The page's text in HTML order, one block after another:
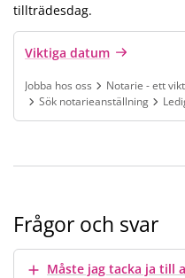
tillträdesdag.
Viktiga datum
Jobba hos oss
Notarie - ett
Sök notarieanställning
Finns under:Jobba hos oss,
Frågor och svar
Visa merMåste jag tacka ja till